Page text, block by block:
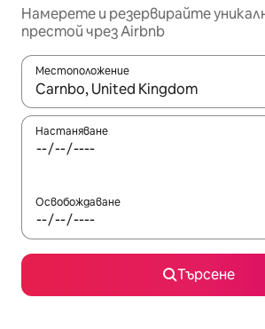
Намерете и резервирайте
престой чрез Airbnb
Местоположение
Когато резултатите се покажат,
Настаняване
Освобождаване
Търсене